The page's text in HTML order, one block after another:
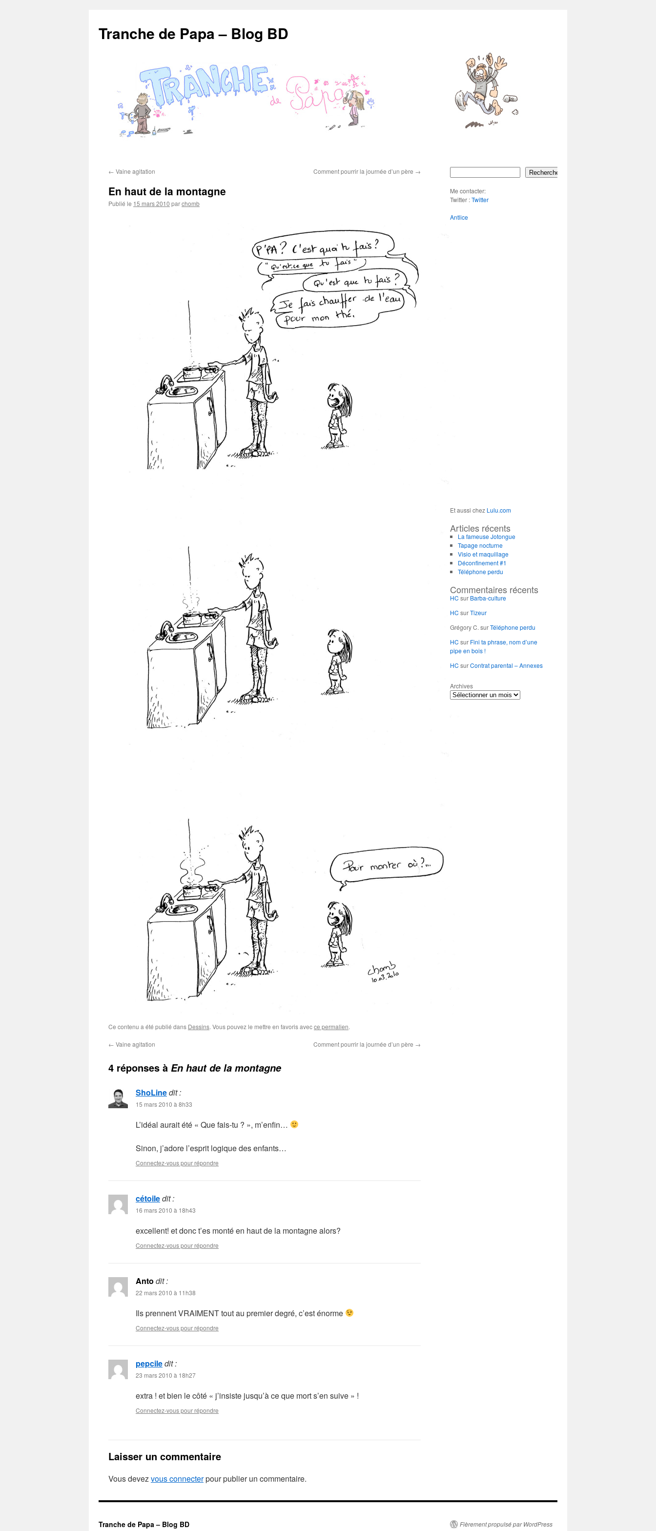
contenu
Tranche de Papa – Blog BD
← Vaine agitation Comment pourrir la journée d’un père →
En haut de la montagne
Publié le 15 mars 2010 parchomb
Ce contenu a été publié dans Dessins. Vous pouvez le mettre en favoris avecce permalien.
← Vaine agitation Comment pourrir la journée d’un père →
4 réponses à En haut de la montagne
ShoLinedit :
15 mars 2010 à 8h33
L’idéal aurait été « Que fais-tu ? », m’enfin…
Sinon, j’adore l’esprit logique des enfants…
Connectez-vous pour répondre
cétoiledit :
16 mars 2010 à 18h43
excellent! et donc t’es monté en haut de la montagne alors?
Connectez-vous pour répondre
Anto dit :
22 mars 2010 à 11h38
Ils prennent VRAIMENT tout au premier degré, c’est énorme
Connectez-vous pour répondre
pepciledit :
23 mars 2010 à 18h27
extra ! et bien le côté « j’insiste jusqu’à ce que mort s’en suive » !
Connectez-vous pour répondre
Laisser un commentaire
Vous devezvous connecterpour publier un commentaire.
Rechercher
Me contacter:
Twitter :Twitter
Antlice
Et aussi chez Lulu.com
Articles récents
La fameuse Jotongue
Tapage nocturne
Visio et maquillage
Déconfinement #1
Téléphone perdu
Commentaires récents
HC sur Barba-culture
HC surTizeur
Grégory C. surTéléphone perdu
HC sur Fini ta phrase, nom d’une
pipe en bois !
HC surContrat parental – Annexes
Archives
Tranche de Papa – Blog BD Fièrement propulsé par WordPress